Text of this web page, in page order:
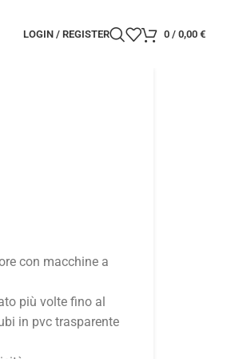
LOGIN / REGISTER 0 / 0,00 €
con macchine a
più volte fino al
in pvc trasparente